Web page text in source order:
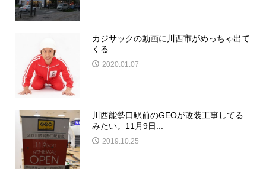
カジサックの動画に川西市がめっちゃ出て
くる
2020.01.07
川西能勢口駅前のGEOが改装工事してる
みたい。11月9日...
2019.10.25